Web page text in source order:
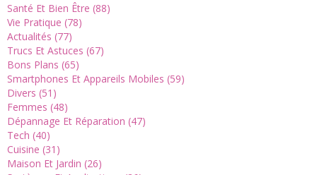
Santé Et Bien Être (88)
Vie Pratique (78)
Actualités (77)
Trucs Et Astuces (67)
Bons Plans (65)
Smartphones Et Appareils Mobiles (59)
Divers (51)
Femmes (48)
Dépannage Et Réparation (47)
Tech (40)
Cuisine (31)
Maison Et Jardin (26)